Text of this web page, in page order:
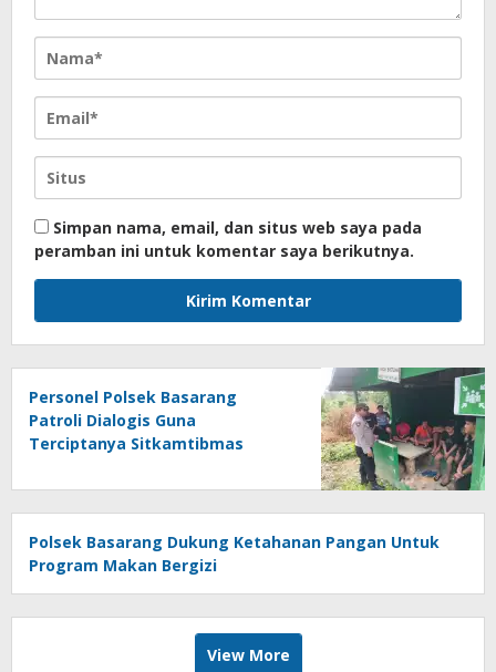
Simpan nama, email, dan situs web saya pada
peramban ini untuk komentar saya berikutnya.
Personel Polsek Basarang
Patroli Dialogis Guna
Terciptanya Sitkamtibmas
Polsek Basarang Dukung Ketahanan Pangan Untuk
Program Makan Bergizi
View More